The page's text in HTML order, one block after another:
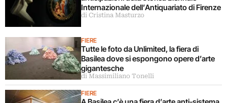
Internazionale dell’Antiquariato di Firenze
di Cristina Masturzo
FIERE
Tutte le foto da Unlimited, la fiera di
Basilea dove si espongono opere d’arte
gigantesche
di Massimiliano Tonelli
FIERE